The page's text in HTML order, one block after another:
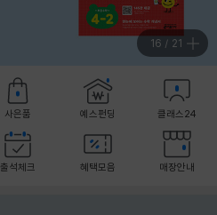
17 / 21
사은품 예스펀딩 클래스24
출석체크 혜택모음 매장안내